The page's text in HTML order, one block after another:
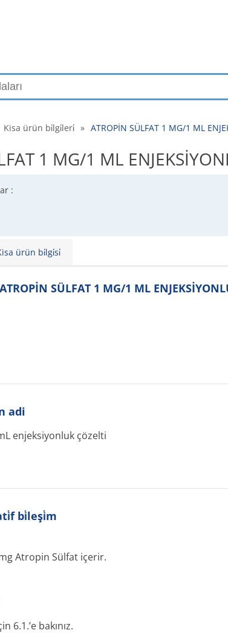
Kisa ürün bi̇lgi̇leri̇ » ATROPİN SÜLFAT 1 MG/1 ML
1 MG/1 ML
:
ürün bi̇lgi̇si̇
SÜLFAT 1 MG/1 ML
adi
enjeksiyonluk çözelti
bi̇leşi̇m
Atropin Sülfat içerir.
6.1.’e bakınız.